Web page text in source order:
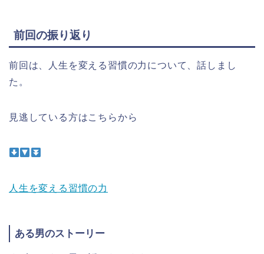
前回の振り返り
前回は、人生を変える習慣の力について、話しまし
た。
見逃している方はこちらから
人生を変える習慣の力
ある男のストーリー